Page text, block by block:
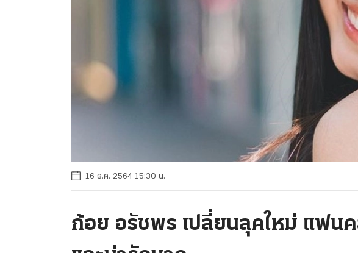
16 ธ.ค. 2564 15:30 น.
ก้อย อรัชพร เปลี่ยนลุคใหม่ แฟน